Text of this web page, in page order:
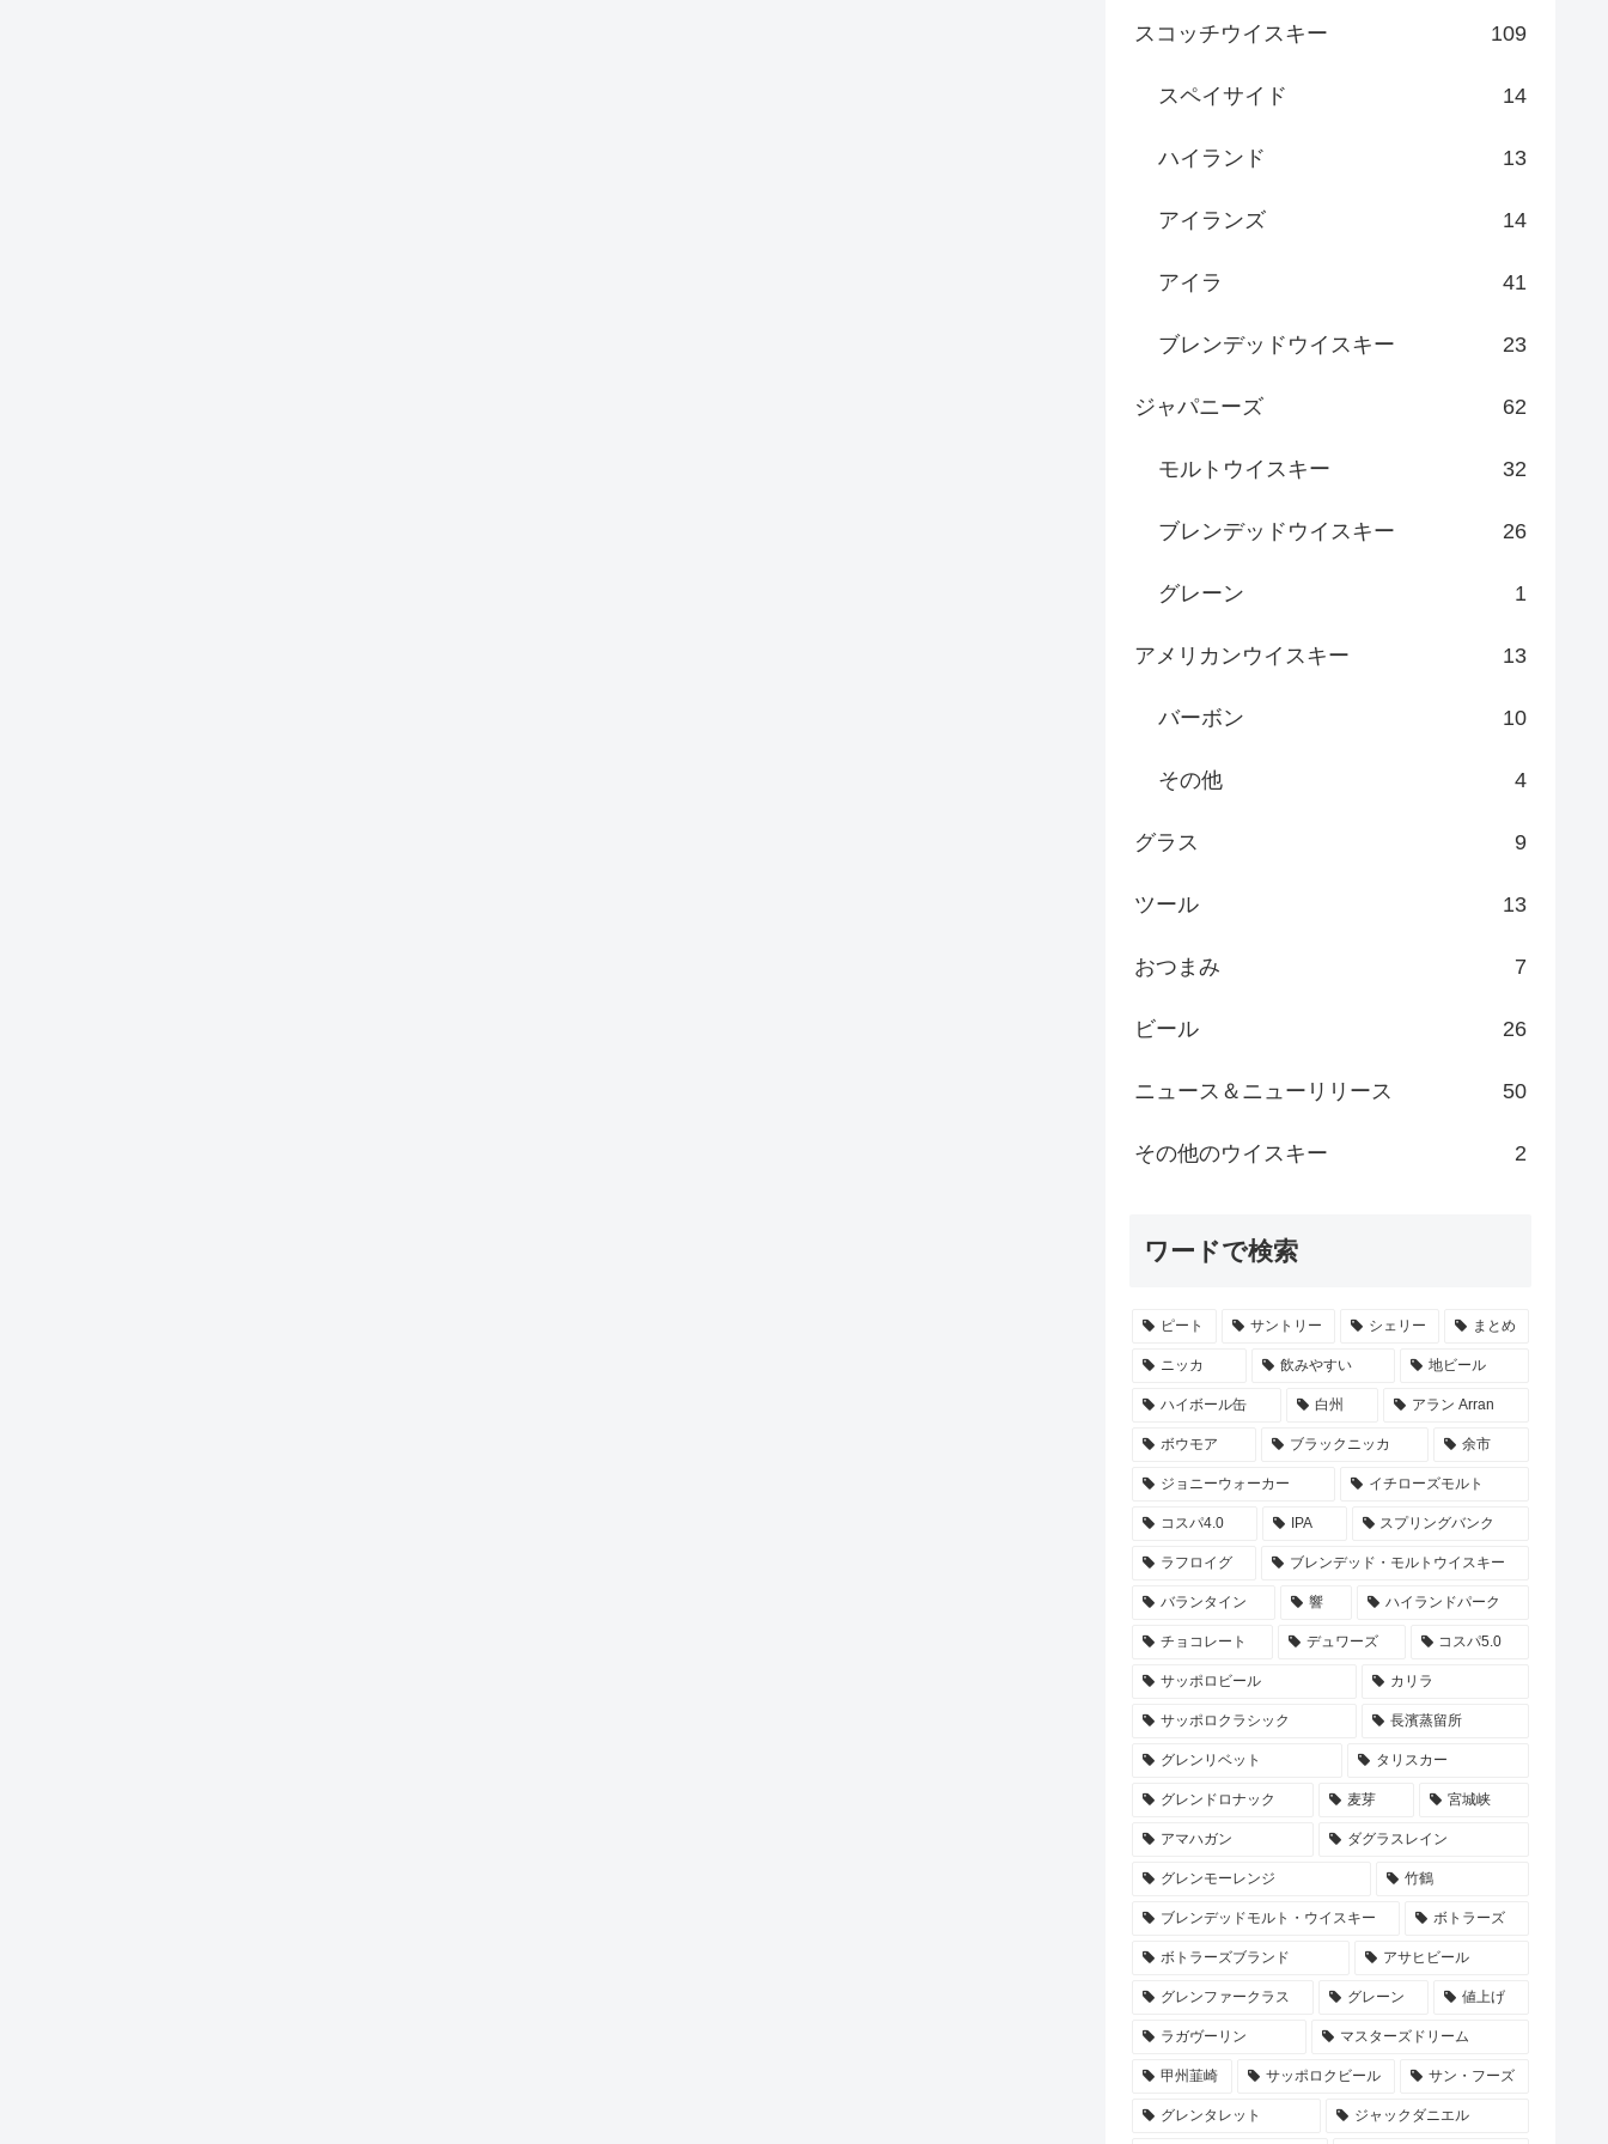
スコッチウイスキー 109
スペイサイド 14
ハイランド 13
アイランズ 14
アイラ 41
ブレンデッドウイスキー 23
ジャパニーズ 62
モルトウイスキー 32
ブレンデッドウイスキー 26
グレーン 1
アメリカンウイスキー 13
バーボン 10
その他 4
グラス 9
ツール 13
おつまみ 7
ビール 26
ニュース＆ニューリリース 50
その他のウイスキー 2
ワードで検索
ピート サントリー シェリー まとめ
ニッカ 飲みやすい 地ビール
ハイボール缶 白州 アラン Arran
ボウモア ブラックニッカ 余市
ジョニーウォーカー イチローズモルト
コスパ4.0 IPA スプリングバンク
ラフロイグ ブレンデッド・モルトウイスキー
バランタイン 響 ハイランドパーク
チョコレート デュワーズ コスパ5.0
サッポロビール カリラ
サッポロクラシック 長濱蒸留所
グレンリベット タリスカー
グレンドロナック 麦芽 宮城峡
アマハガン ダグラスレイン
グレンモーレンジ 竹鶴
ブレンデッドモルト・ウイスキー ボトラーズ
ボトラーズブランド アサヒビール
グレンファークラス グレーン 値上げ
ラガヴーリン マスターズドリーム
甲州韮崎 サッポロクビール サン・フーズ
グレンタレット ジャックダニエル